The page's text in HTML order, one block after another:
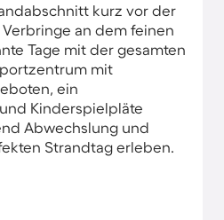
kurz vor der
an dem feinen
Tage mit der gesamten
mit
ein
Kinderspielpläte
Abwechslung und
Strandtag erleben.